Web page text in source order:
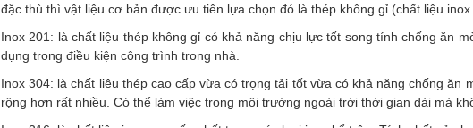
đặc thù thì vật liệu cơ bản được ưu tiên lựa chọn đó là thép không gỉ (chất liệu inox
Inox 201: là chất liệu thép không gỉ có khả năng chịu lực tốt song tính chống ăn
dụng trong điều kiện công trình trong nhà.
Inox 304: là chất liêu thép cao cấp vừa có trọng tải tốt vừa có khả năng chống ăn
rộng hơn rất nhiều. Có thể làm việc trong môi trường ngoài trời thời gian dài mà